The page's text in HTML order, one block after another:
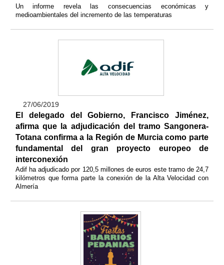
Un informe revela las consecuencias económicas y
medioambientales del incremento de las temperaturas
27/06/2019
El delegado del Gobierno, Francisco Jiménez,
afirma que la adjudicación del tramo Sangonera-
Totana confirma a la Región de Murcia como parte
fundamental del gran proyecto europeo de
interconexión
Adif ha adjudicado por 120,5 millones de euros este tramo de 24,7
kilómetros que forma parte la conexión de la Alta Velocidad con
Almería